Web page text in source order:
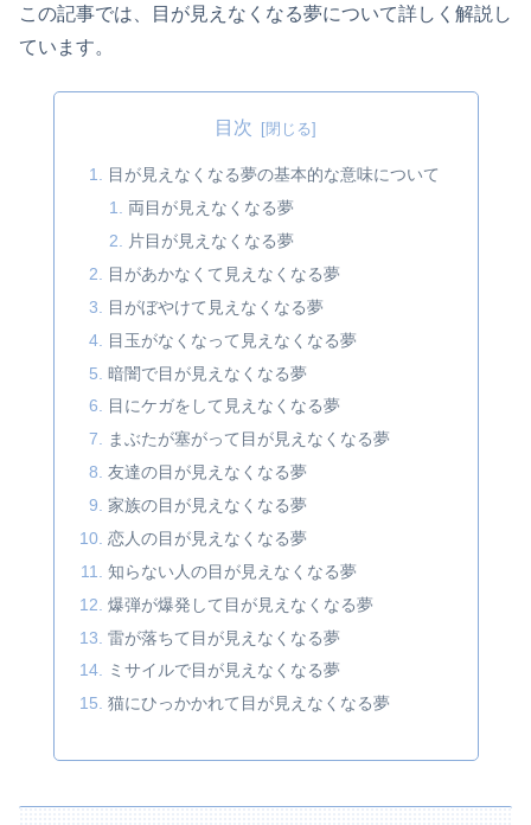
この記事では、目が見えなくなる夢について詳しく解説し
ています。
目次
目が見えなくなる夢の基本的な意味について
両目が見えなくなる夢
片目が見えなくなる夢
目があかなくて見えなくなる夢
目がぼやけて見えなくなる夢
目玉がなくなって見えなくなる夢
暗闇で目が見えなくなる夢
目にケガをして見えなくなる夢
まぶたが塞がって目が見えなくなる夢
友達の目が見えなくなる夢
家族の目が見えなくなる夢
恋人の目が見えなくなる夢
知らない人の目が見えなくなる夢
爆弾が爆発して目が見えなくなる夢
雷が落ちて目が見えなくなる夢
ミサイルで目が見えなくなる夢
猫にひっかかれて目が見えなくなる夢